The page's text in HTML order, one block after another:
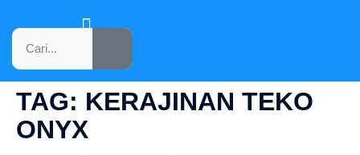
TAG: KERAJINAN TEKO
ONYX